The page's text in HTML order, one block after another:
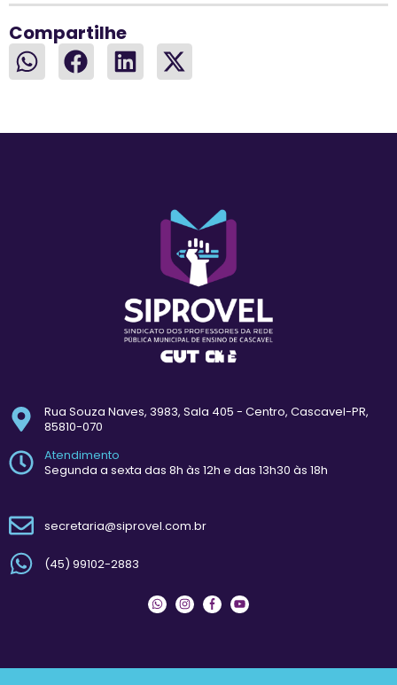
Compartilhe
Rua Souza Naves, 3983, Sala 405 - Centro, Cascavel-PR,
85810-070
Atendimento
Segunda a sexta das 8h às 12h e das 13h30 às 18h
secretaria@siprovel.com.br
(45) 99102-2883